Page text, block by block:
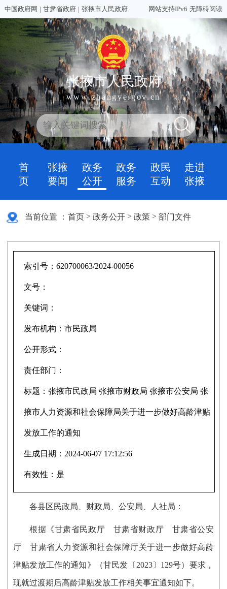
中国政府网 | 甘肃省政府 | 张掖市人民政府 网站支持IPv6 无障碍阅读
张掖市人民政府
www.zhangye.gov.cn
首
页
张掖
要闻
政务
公开
政务
服务
政民
互动
走进
张掖
当前位置 ： 首页 >政务公开 >政策 >部门文件
索引号：620700063/2024-00056
文号：
关键词：
发布机构：市民政局
公开形式：
责任部门：
标题：张掖市民政局 张掖市财政局 张掖市公安局 张
掖市人力资源和社会保障局关于进一步做好高龄津贴
发放工作的通知
生成日期： 2024-06-07 17:12:56
有效性： 是
各县区民政局、财政局、公安局、人社局 ：
根据《甘肃省民政厅 甘肃省财政厅 甘肃省公安
厅 甘肃省人力资源和社会保障厅关于进一步做好高龄
津贴发放工作的通知》（甘民发〔 2023〕129号） 要求，
现就过渡期后高龄津贴发放工作相关事宜通知如下。